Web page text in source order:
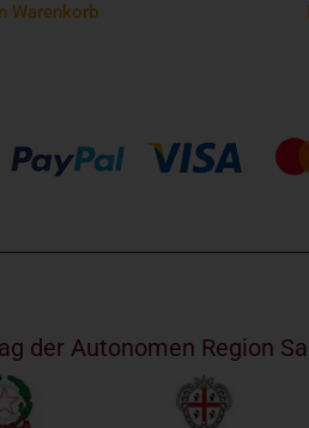
Warenkorb
der Autonomen Region